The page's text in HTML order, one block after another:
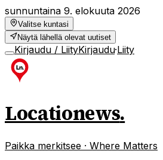
sunnuntaina 9. elokuuta 2026
Valitse kuntasi
Näytä lähellä olevat uutiset
Kirjaudu / LiityKirjaudu·Liity
Locationews.
Paikka merkitsee · Where Matters